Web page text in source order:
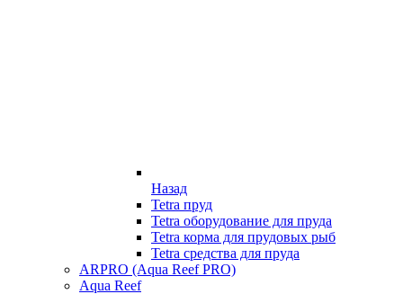
Назад
Tetra пруд
Tetra оборудование для пруда
Tetra корма для прудовых рыб
Tetra средства для пруда
ARPRO (Aqua Reef PRO)
Aqua Reef